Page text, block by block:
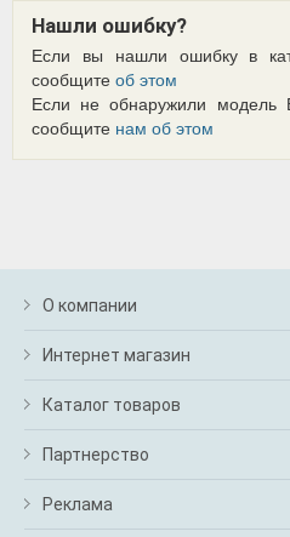
Нашли ошибку?
Если вы нашли ошибку в
сообщите об этом
Если не обнаружили модель
сообщите нам об этом
О компании
Интернет магазин
Каталог товаров
Партнерство
Реклама